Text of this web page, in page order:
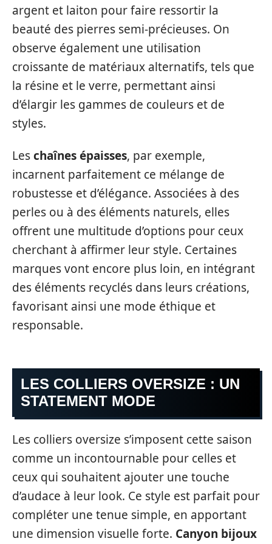
argent et laiton pour faire ressortir la
beauté des pierres semi-précieuses. On
observe également une utilisation
croissante de matériaux alternatifs, tels que
la résine et le verre, permettant ainsi
d’élargir les gammes de couleurs et de
styles.
Leschaînes épaisses, par exemple,
incarnent parfaitement ce mélange de
robustesse et d’élégance. Associées à des
perles ou à des éléments naturels, elles
offrent une multitude d’options pour ceux
cherchant à affirmer leur style. Certaines
marques vont encore plus loin, en intégrant
des éléments recyclés dans leurs créations,
favorisant ainsi une mode éthique et
responsable.
LES COLLIERS OVERSIZE : UN
STATEMENT MODE
Les colliers oversize s’imposent cette saison
comme un incontournable pour celles et
ceux qui souhaitent ajouter une touche
d’audace à leur look. Ce style est parfait pour
compléter une tenue simple, en apportant
une dimension visuelle forte. Canyon bijoux